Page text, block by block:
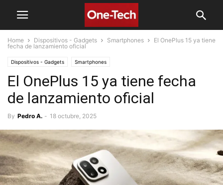
Home Dispositivos - Gadgets Smartphones
El OnePlus 15 ya tiene
fecha de lanzamiento oficial
Dispositivos - Gadgets Smartphones
El OnePlus 15 ya tiene fecha
de lanzamiento oficial
By Pedro A. - 18 octubre, 2025